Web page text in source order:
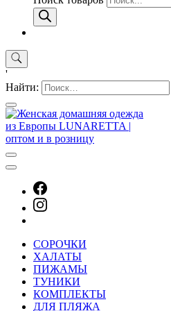
'
Найти:
СОРОЧКИ
ХАЛАТЫ
ПИЖАМЫ
ТУНИКИ
КОМПЛЕКТЫ
ДЛЯ ПЛЯЖА